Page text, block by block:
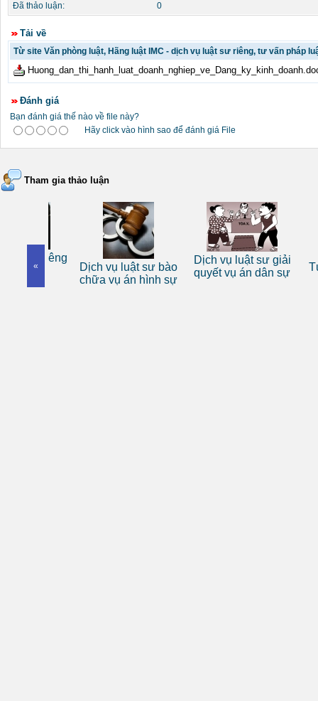
Đã thảo luận:
0
Tải về
Từ site Văn phòng luật, Hãng luật IMC - dịch vụ luật sư riêng, tư vấn pháp
Đánh giá
Bạn đánh giá thế nào về file này?
Hãy click vào hình sao để đánh giá File
Tham gia thảo luận
«
Dịch vụ luật sư bào
chữa vụ án hình sự
Dịch vụ luật sư giải
quyết vụ án dân sự
Tư